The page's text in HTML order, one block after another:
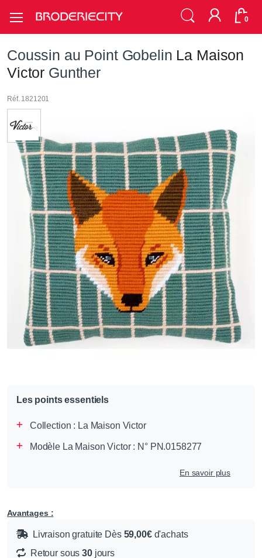
0
Coussin au Point Gobelin La Maison
Victor Gunther
Réf. 1821201
Les points essentiels
Collection : La Maison Victor
Modèle La Maison Victor : N° PN.0158277
En savoir plus
Avantages :
Livraison gratuite Dès 59,00€d'achats
Retour sous30jours